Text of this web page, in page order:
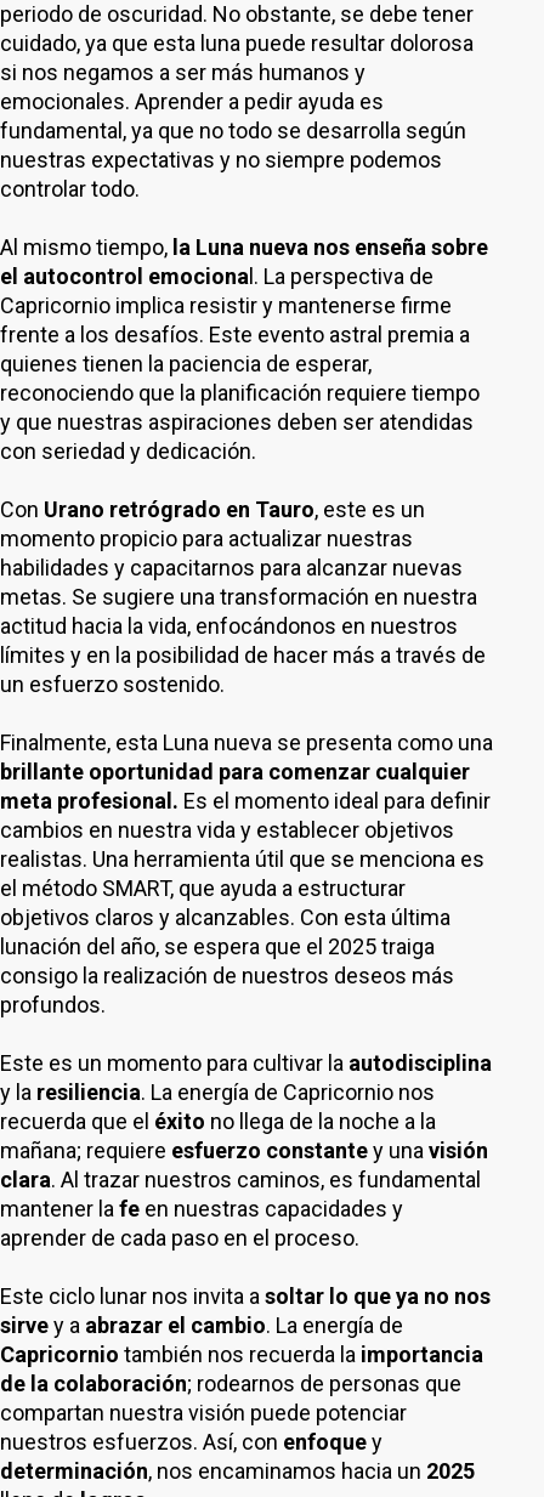
periodo de oscuridad. No obstante, se debe tener
cuidado, ya que esta luna puede resultar dolorosa
si nos negamos a ser más humanos y
emocionales. Aprender a pedir ayuda es
fundamental, ya que no todo se desarrolla según
nuestras expectativas y no siempre podemos
controlar todo.
Al mismo tiempo, la Luna nueva nos enseña sobre
el autocontrol emociona l. La perspectiva de
Capricornio implica resistir y mantenerse firme
frente a los desafíos. Este evento astral premia a
quienes tienen la paciencia de esperar,
reconociendo que la planificación requiere tiempo
y que nuestras aspiraciones deben ser atendidas
con seriedad y dedicación.
Con Urano retrógrado en Tauro, este es un
momento propicio para actualizar nuestras
habilidades y capacitarnos para alcanzar nuevas
metas. Se sugiere una transformación en nuestra
actitud hacia la vida, enfocándonos en nuestros
límites y en la posibilidad de hacer más a través de
un esfuerzo sostenido.
Finalmente, esta Luna nueva se presenta como una
brillante oportunidad para comenzar cualquier
meta profesional. Es el momento ideal para definir
cambios en nuestra vida y establecer objetivos
realistas. Una herramienta útil que se menciona es
el método SMART, que ayuda a estructurar
objetivos claros y alcanzables. Con esta última
lunación del año, se espera que el 2025 traiga
consigo la realización de nuestros deseos más
profundos.
Este es un momento para cultivar la autodisciplina
y la resiliencia. La energía de Capricornio nos
recuerda que el éxito no llega de la noche a la
mañana; requiere esfuerzo constantey una visión
clara. Al trazar nuestros caminos, es fundamental
mantener la fe en nuestras capacidades y
aprender de cada paso en el proceso.
Este ciclo lunar nos invita a soltar lo que ya no nos
sirvey a abrazar el cambio. La energía de
Capricornio también nos recuerda la importancia
de la colaboración; rodearnos de personas que
compartan nuestra visión puede potenciar
nuestros esfuerzos. Así, con enfoquey
determinación, nos encaminamos hacia un 2025